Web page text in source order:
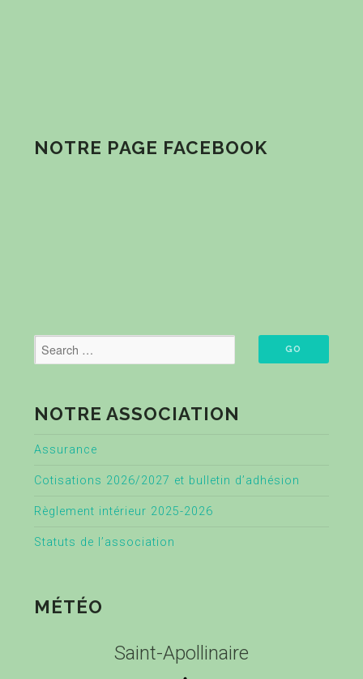
NOTRE PAGE FACEBOOK
NOTRE ASSOCIATION
Assurance
Cotisations 2026/2027 et bulletin d’adhésion
Règlement intérieur 2025-2026
Statuts de l’association
MÉTÉO
Saint-Apollinaire